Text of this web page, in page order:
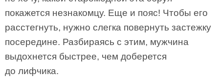
покажется незнакомцу. Еще и пояс! Чтобы его
расстегнуть, нужно слегка повернуть застежку
посередине. Разбираясь с этим, мужчина
выдохнется быстрее, чем доберется
до лифчика.